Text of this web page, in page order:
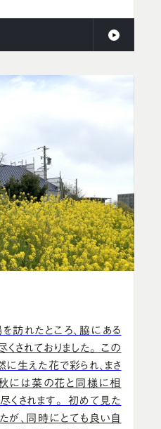
訪れたところ、脇にある
されておりました。 この
生えた花で彩られ、まさ
には菜の花と同様に相
されます。 初めて見た
が、同時にとても良い自